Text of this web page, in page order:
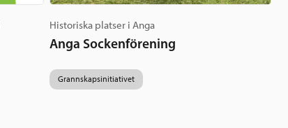
Historiska platser i Anga
Anga Sockenförening
Grannskapsinitiativet